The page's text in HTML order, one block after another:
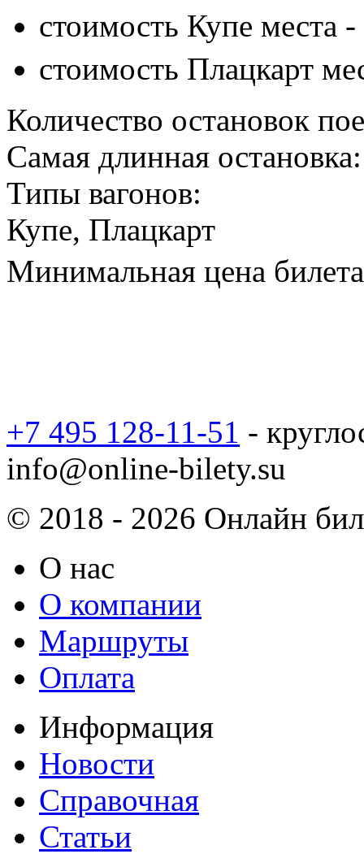
стоимость Купе места -
стоимость Плацкарт
Количество остановок
Самая длинная остановка:
Типы вагонов:
Купе, Плацкарт
Минимальная цена билета
+7 495 128-11-51 -
info@online-bilety.su
© 2018 - 2026 Онлайн
О нас
О компании
Маршруты
Оплата
Информация
Новости
Справочная
Статьи